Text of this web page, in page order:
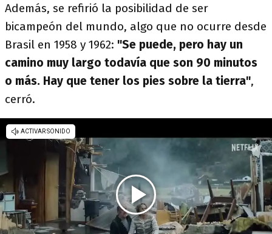
Además, se refirió la posibilidad de ser
bicampeón del mundo, algo que no ocurre desde
Brasil en 1958 y 1962: "Se puede, pero hay un
camino muy largo todavía que son 90 minutos
o más. Hay que tener los pies sobre la tierra",
cerró.